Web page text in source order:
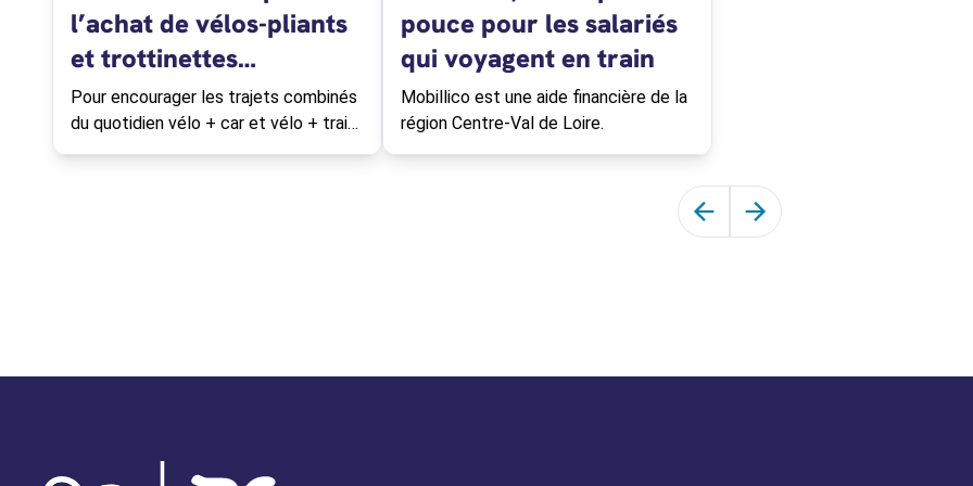
l’achat de vélos-pliants
et trottinettes
électriques pliantes
Pour encourager les trajets combinés
du quotidien vélo + car et vélo + train,
pouce pour les salariés
qui voyagent en train
Mobillico est une aide financière de la
région Centre-Val de Loire.
Faire défiler les articles vers la
Faire défiler les articles